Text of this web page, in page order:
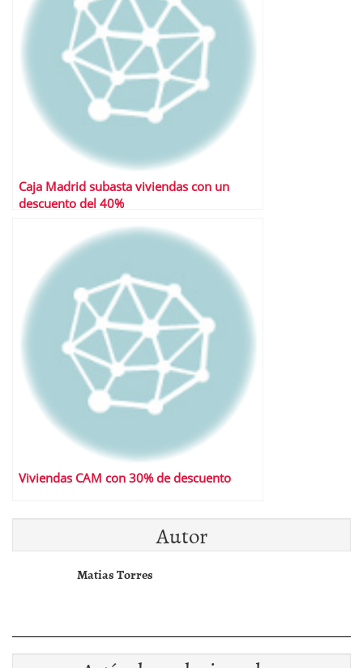
Caja Madrid subasta viviendas con un
descuento del 40%
Viviendas CAM con 30% de descuento
Autor
Matias Torres